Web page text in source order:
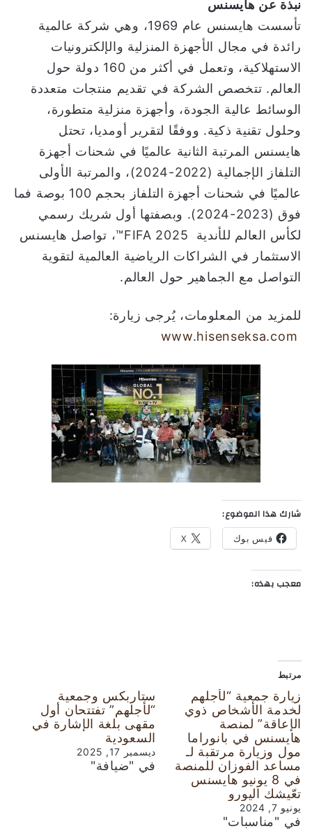
نبذة عن هايسنس
تأسست هايسنس عام 1969، وهي شركة عالمية
رائدة في مجال الأجهزة المنزلية والإلكترونيات
الاستهلاكية، وتعمل في أكثر من 160 دولة حول
العالم. تتخصص الشركة في تقديم منتجات متعددة
الوسائط عالية الجودة، وأجهزة منزلية متطورة،
وحلول تقنية ذكية. ووفقًا لتقرير أومديا، تحتل
هايسنس المرتبة الثانية عالميًا في شحنات أجهزة
التلفاز الإجمالية (2022-2024)، والمرتبة الأولى
عالميًا في شحنات أجهزة التلفاز بحجم 100 بوصة فما
فوق (2023-2024). وبصفتها أول شريك رسمي
لكأس العالم للأندية FIFA 2025™، تواصل هايسنس
الاستثمار في الشراكات الرياضية العالمية لتقوية
التواصل مع الجماهير حول العالم.
للمزيد من المعلومات، يُرجى زيارة:
www.hisenseksa.com
شارك هذا الموضوع:
فيس بوك X
معجب بهذه:
مرتبط
زيارة جمعية “لأجلهم
لخدمة الأشخاص ذوي
الإعاقة” لمنصة
هايسنس في بانوراما
مول وزيارة مرتقبة لـ
مساعد الفوزان للمنصة
في 8 يونيو هايسنس
تعّيشك اليورو
يونيو 7, 2024
في "مناسبات"
ستاربكس وجمعية
“لأجلهم” تفتتحان أول
مقهى بلغة الإشارة في
السعودية
ديسمبر 17, 2025
في "ضيافة"